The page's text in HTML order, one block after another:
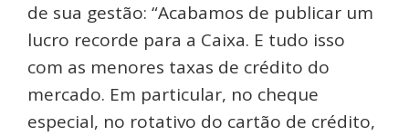
de sua gestão: “Acabamos de publicar um
lucro recorde para a Caixa. E tudo isso
com as menores taxas de crédito do
mercado. Em particular, no cheque
especial, no rotativo do cartão de crédito,